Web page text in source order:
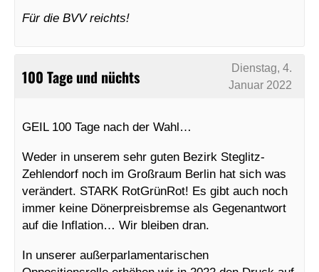
Für die BVV reichts!
100 Tage und nüchts
Dienstag, 4.
Januar 2022
GEIL 100 Tage nach der Wahl…
Weder in unserem sehr guten Bezirk Steglitz-
Zehlendorf noch im Großraum Berlin hat sich was
verändert. STARK RotGrünRot! Es gibt auch noch
immer keine Dönerpreisbremse als Gegenantwort
auf die Inflation… Wir bleiben dran.
In unserer außerparlamentarischen